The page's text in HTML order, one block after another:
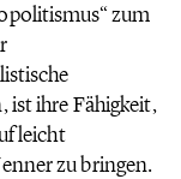
zum
ist ihre Fähigkeit,
leicht
zu bringen.